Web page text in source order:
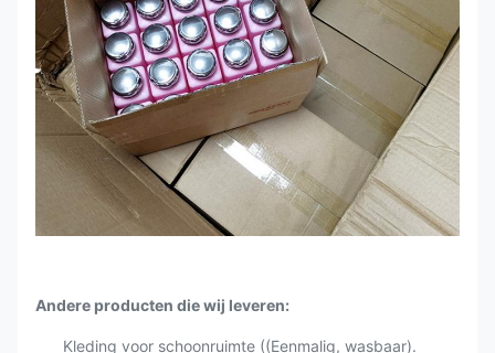
Andere producten die wij leveren:
Kleding voor schoonruimte ((Eenmalig, wasbaar).